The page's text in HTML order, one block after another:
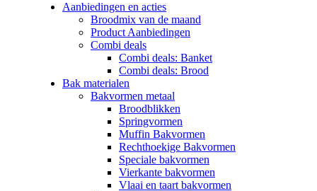
Aanbiedingen en acties
Broodmix van de maand
Product Aanbiedingen
Combi deals
Combi deals: Banket
Combi deals: Brood
Bak materialen
Bakvormen metaal
Broodblikken
Springvormen
Muffin Bakvormen
Rechthoekige Bakvormen
Speciale bakvormen
Vierkante bakvormen
Vlaai en taart bakvormen